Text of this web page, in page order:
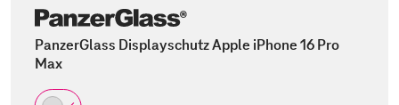
PanzerGlass Displayschutz Apple iPhone 16 Pro
Max